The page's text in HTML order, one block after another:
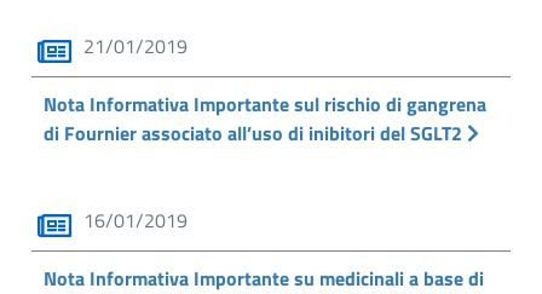
21/01/2019
Nota Informativa Importante sul rischio di gangrena
di Fournier associato all’uso di inibitori del SGLT2
16/01/2019
Nota Informativa Importante su medicinali a base di